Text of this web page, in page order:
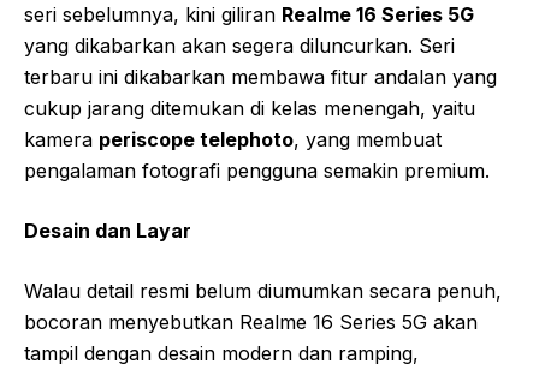
seri sebelumnya, kini giliran Realme 16 Series 5G
yang dikabarkan akan segera diluncurkan. Seri
terbaru ini dikabarkan membawa fitur andalan yang
cukup jarang ditemukan di kelas menengah, yaitu
kamera periscope telephoto, yang membuat
pengalaman fotografi pengguna semakin premium.
Desain dan Layar
Walau detail resmi belum diumumkan secara penuh,
bocoran menyebutkan Realme 16 Series 5G akan
tampil dengan desain modern dan ramping,